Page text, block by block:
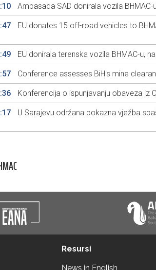
Ambasada SAD donirala vozila BHMAC-u
EU donates 15 off-road vehicles to
EU donirala terenska vozila BHMAC-u,
Conference assesses BiH's mine
Konferencija o ispunjavanju obaveza iz
U Sarajevu održana pokazna vježba
Resursi
News in English